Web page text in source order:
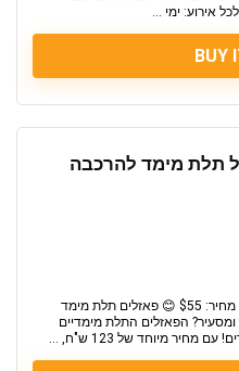
אירוע: ימי ...
BUY
תלת מימד להרכבה
🔥 אתגר פאזל תלת מימד להרכבה 🔥 🔥 מחיר: $55 😊 פאזלים תלת מימד
הפאזלים התלת מימדיים
מיוחד של 123 ש"ח, ...